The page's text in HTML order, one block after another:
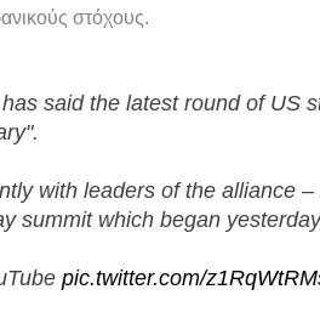
στόχους.
said the latest round of US
with leaders of the alliance
summit which began
pic.twitter.com/